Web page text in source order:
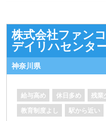
株式会社ファン
デイリハセンタ
神奈川県
給与高め 休日多め 残業
教育制度よし 駅から近い